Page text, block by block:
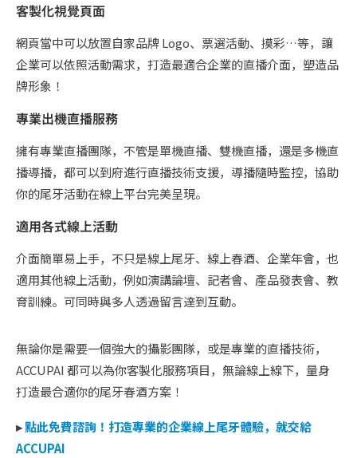
客製化視覺頁面
網頁當中可以放置自家品牌 Logo、票選活動、摸彩…等，讓
企業可以依照活動需求，打造最適合企業的直播介面，塑造品
牌形象！
專業出機直播服務
擁有專業直播團隊，不管是單機直播、雙機直播，還是多機直
播導播，都可以到府進行直播技術支援，導播隨時監控，協助
你的尾牙活動在線上平台完美呈現。
適用各式線上活動
介面簡單易上手，不只是線上尾牙、線上春酒、企業年會，也
適用其他線上活動，例如演講論壇、記者會、產品發表會、教
育訓練。可同時與多人透過留言達到互動。
無論你是需要一個強大的攝影團隊，或是專業的直播技術，
ACCUPAI 都可以為你客製化服務項目，無論線上線下，量身
打造最合適你的尾牙春酒方案！
▸點此免費諮詢！打造專業的企業線上尾牙體驗，就交給
ACCUPAI